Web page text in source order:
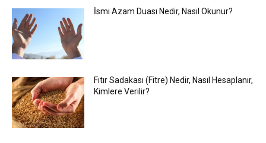
İsmi Azam Duası Nedir, Nasıl Okunur?
Fıtır Sadakası (Fitre) Nedir, Nasıl Hesaplanır,
Kimlere Verilir?